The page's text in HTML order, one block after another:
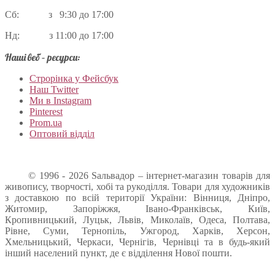
Сб: з 9:30 до 17:00
Нд: з 11:00 до 17:00
Наші веб – ресурси:
Строрінка у Фейсбук
Наш Twitter
Ми в Instagram
Pinterest
Prom.ua
Оптовий відділ
© 1996 - 2026 Sальвадор – інтернет-магазин товарів для
живопису, творчості, хобі та рукоділля. Товари для художників
з доставкою по всій території України: Вінниця, Дніпро,
Житомир, Запоріжжя, Івано-Франківськ, Київ,
Кропивницький, Луцьк, Львів, Миколаїв, Одеса, Полтава,
Рівне, Суми, Тернопіль, Ужгород, Харків, Херсон,
Хмельницький, Черкаси, Чернігів, Чернівці та в будь-який
інший населений пункт, де є відділення Нової пошти.